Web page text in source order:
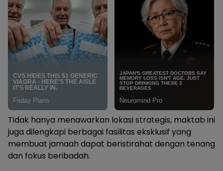
Tidak hanya menawarkan lokasi strategis, maktab ini
juga dilengkapi berbagai fasilitas eksklusif yang
membuat jamaah dapat beristirahat dengan tenang
dan fokus beribadah.